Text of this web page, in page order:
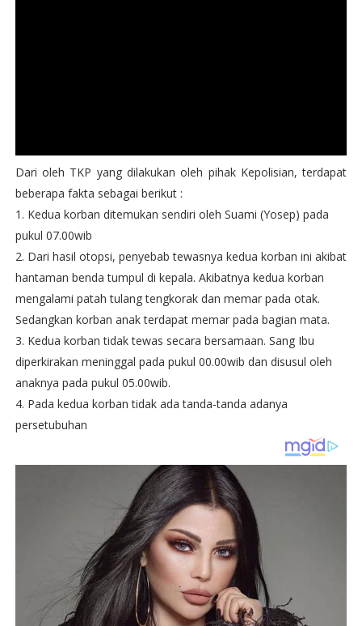
Dari oleh TKP yang dilakukan oleh pihak Kepolisian, terdapat
beberapa fakta sebagai berikut :
1. Kedua korban ditemukan sendiri oleh Suami (Yosep) pada
pukul 07.00wib
2. Dari hasil otopsi, penyebab tewasnya kedua korban ini akibat
hantaman benda tumpul di kepala. Akibatnya kedua korban
mengalami patah tulang tengkorak dan memar pada otak.
Sedangkan korban anak terdapat memar pada bagian mata.
3. Kedua korban tidak tewas secara bersamaan. Sang Ibu
diperkirakan meninggal pada pukul 00.00wib dan disusul oleh
anaknya pada pukul 05.00wib.
4. Pada kedua korban tidak ada tanda-tanda adanya
persetubuhan